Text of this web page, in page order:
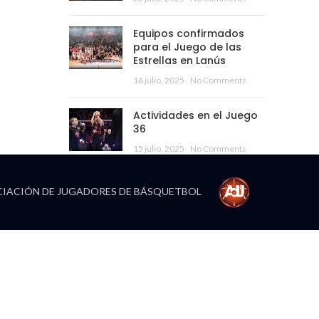
Equipos confirmados
para el Juego de las
Estrellas en Lanús
16 julio, 2025 No Comments
Actividades en el Juego
36
15 julio, 2025 No Comments
DE JUGADORES DE BÁSQUETBOL